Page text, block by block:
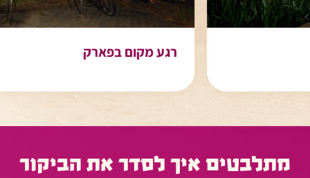
רגע מקום בפארק
מתלבטים איך לסדר את הביקור